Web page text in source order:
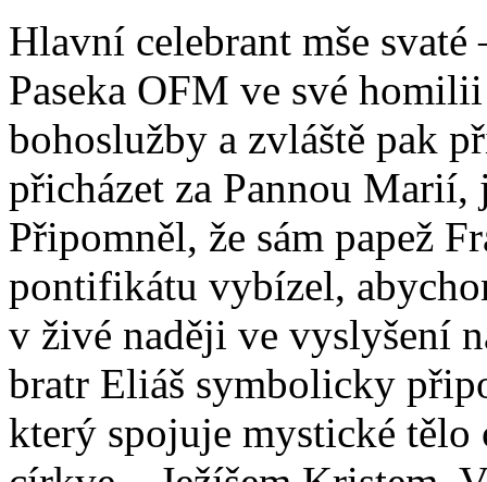
Hlavní celebrant mše svaté
Paseka OFM ve své
bohoslužby a zvláště pak
přicházet za Pannou
Připomněl, že sám papež
pontifikátu vybízel,
v živé naději ve vyslyšení
bratr Eliáš symbolicky
který spojuje mystické